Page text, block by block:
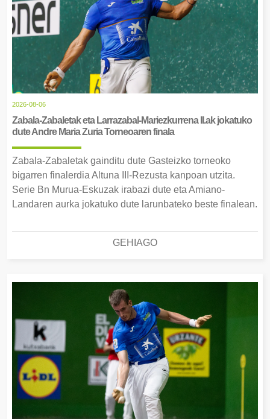
2026-08-06
Zabala-Zabaletak eta Larrazabal-Mariezkurrena II.ak jokatuko
dute Andre Maria Zuria Torneoaren finala
Zabala-Zabaletak gainditu dute Gasteizko torneoko
bigarren finalerdia Altuna III-Rezusta kanpoan utzita.
Serie Bn Murua-Eskuzak irabazi dute eta Amiano-
Landaren aurka jokatuko dute larunbateko beste finalean.
GEHIAGO